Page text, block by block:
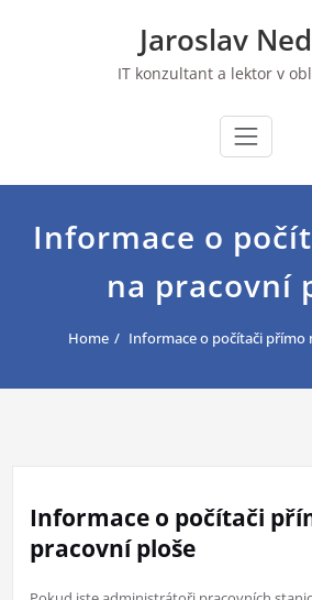
Jaroslav
IT konzultant a lektor v
Informace o
na pracovní
Home Informace o počítači přímo
Informace o počítači
pracovní ploše